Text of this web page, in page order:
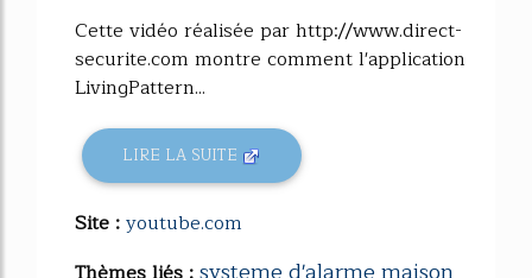
Cette vidéo réalisée par http://www.direct-
securite.com montre comment l'application
LivingPattern...
LIRE LA SUITE
Site :youtube.com